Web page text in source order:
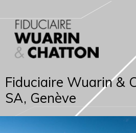
Fiduciaire Wuarin &
SA, Genève